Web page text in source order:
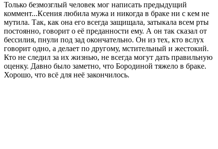
Только безмозглый человек мог написать предыдущий
коммент...Ксения любила мужа и никогда в браке ни с кем не
мутила. Так, как она его всегда защищала, затыкала всем рты
постоянно, говорит о её преданности ему. А он так сказал от
бессилия, пнули под зад окончательно. Он из тех, кто вслух
говорит одно, а делает по другому, мстительный и жестокий.
Кто не следил за их жизнью, не всегда могут дать правильную
оценку. Давно было заметно, что Бородиной тяжело в браке.
Хорошо, что всё для неё закончилось.